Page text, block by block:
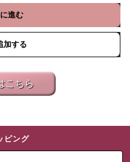
進む
加する
こちら
ピング